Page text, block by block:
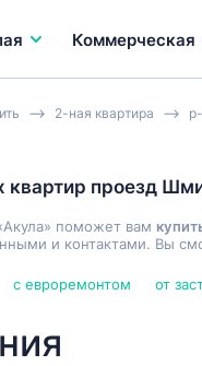
Коммерческая
2-ная квартира
проезд
поможет вам
и контактами. Вы
с евроремонтом от